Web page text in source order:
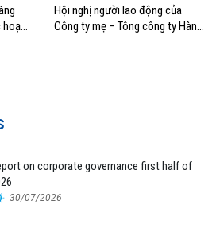
hoạt
Hội nghị người lao động của
Công ty mẹ – Tông công ty Hàng
on corporate governance first half of
30/07/2026